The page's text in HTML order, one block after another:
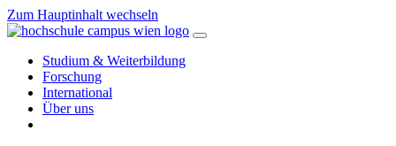
Zum Hauptinhalt wechseln
Studium & Weiterbildung
Forschung
International
Über uns